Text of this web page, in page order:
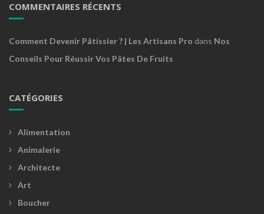
COMMENTAIRES RÉCENTS
Comment Devenir Pâtissier ? | Les Artisans Pro dans Nos
Conseils Pour Réussir Vos Pâtes De Fruits
CATÉGORIES
Alimentation
Animalerie
Architecte
Art
Boucher